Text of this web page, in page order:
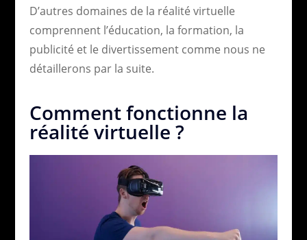
D’autres domaines de la réalité virtuelle
comprennent l’éducation, la formation, la
publicité et le divertissement comme nous ne
détaillerons par la suite.
Comment fonctionne la
réalité virtuelle ?